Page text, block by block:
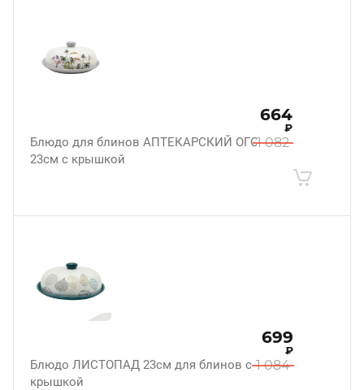
Блюдо для блинов АПТЕКАРСКИЙ ОГОРОД
23см с крышкой
1 082
664
₽
Блюдо ЛИСТОПАД 23см для блинов с
крышкой
1 084
699
₽